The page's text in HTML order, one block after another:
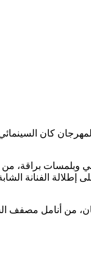
ورصدت كاميرا المصورين
الفنانة الشابة
أنامل مصفف